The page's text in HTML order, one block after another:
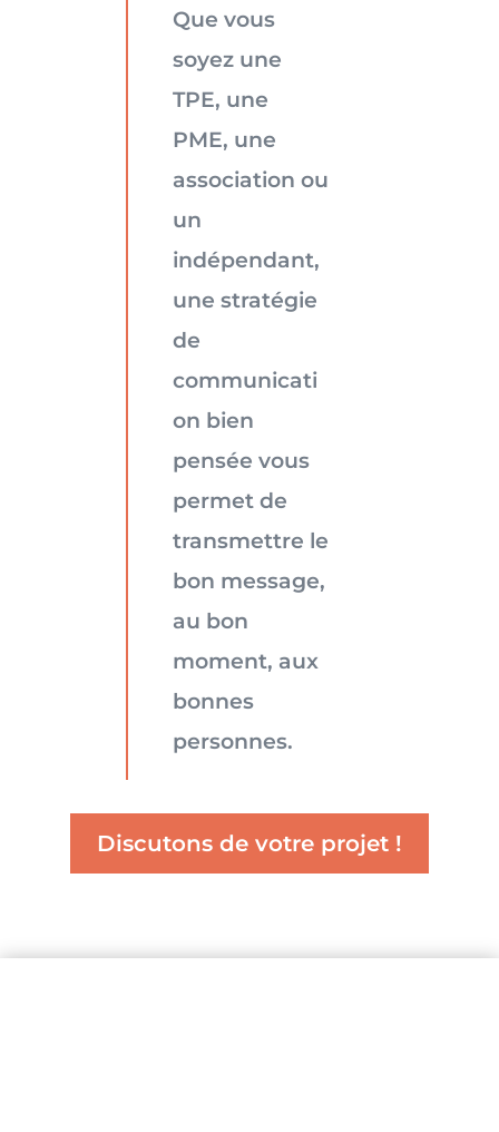
Que vous
soyez une
TPE, une
PME, une
association ou
un
indépendant,
une stratégie
de
communicati
on bien
pensée vous
permet de
transmettre le
bon message,
au bon
moment, aux
bonnes
personnes.
Discutons de votre projet !